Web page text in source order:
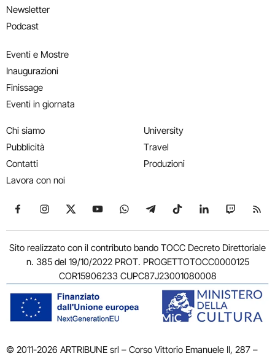
Newsletter
Podcast
Eventi e Mostre
Inaugurazioni
Finissage
Eventi in giornata
Chi siamo
Pubblicità
Contatti
Lavora con noi
University
Travel
Produzioni
Seguici su Facebook
Seguici su Instagram
Seguici su X
Seguici su YouTube
Seguici su WhatsApp
Seguici su Telegram
Seguici su TikTok
Seguici su
Seguici
Sito realizzato con il contributo bando TOCC Decreto Direttoriale
n. 385 del 19/10/2022 PROT. PROGETTOTOCC0000125
COR15906233 CUPC87J23001080008
© 2011-2026 ARTRIBUNE srl – Corso Vittorio Emanuele II, 287 –